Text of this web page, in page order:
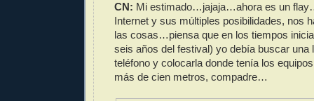
CN: Mi estimado…jajaja…ahora es un
Internet y sus múltiples posibilidades, nos
las cosas…piensa que en los tiempos
seis años del festival) yo debía buscar una
teléfono y colocarla donde tenía los
más de cien metros, compadre…